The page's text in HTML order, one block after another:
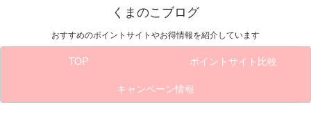
くまのこブログ
おすすめのポイントサイトやお得情報を紹介しています
TOP
ポイントサイト比較
キャンペーン情報